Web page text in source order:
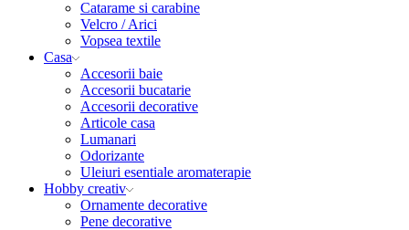
Catarame si carabine
Velcro / Arici
Vopsea textile
Casa
Accesorii baie
Accesorii bucatarie
Accesorii decorative
Articole casa
Lumanari
Odorizante
Uleiuri esentiale aromaterapie
Hobby creativ
Ornamente decorative
Pene decorative